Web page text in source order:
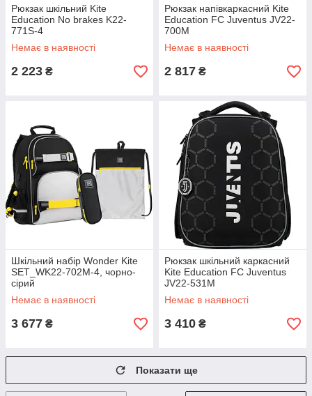
Рюкзак шкільний Kite
Education No brakes K22-
771S-4
Немає в наявності
2 223 ₴
Рюкзак напівкаркасний Kite
Education FC Juventus JV22-
700M
Немає в наявності
2 817 ₴
Шкільний набір Wonder Kite
SET_WK22-702M-4, чорно-
сірий
Немає в наявності
3 677 ₴
Рюкзак шкільний каркасний
Kite Education FC Juventus
JV22-531M
Немає в наявності
3 410 ₴
Показати ще